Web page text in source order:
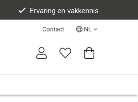
Ervaring en vakkennis
Contact NL